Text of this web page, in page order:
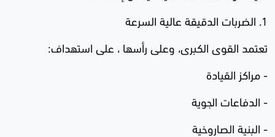
1. الضربات الدقيقة عالية السرعة
تعتمد القوى الكبرى، وعلى رأسها ، على استهداف:
- مراكز القيادة
- الدفاعات الجوية
- البنية الصاروخية